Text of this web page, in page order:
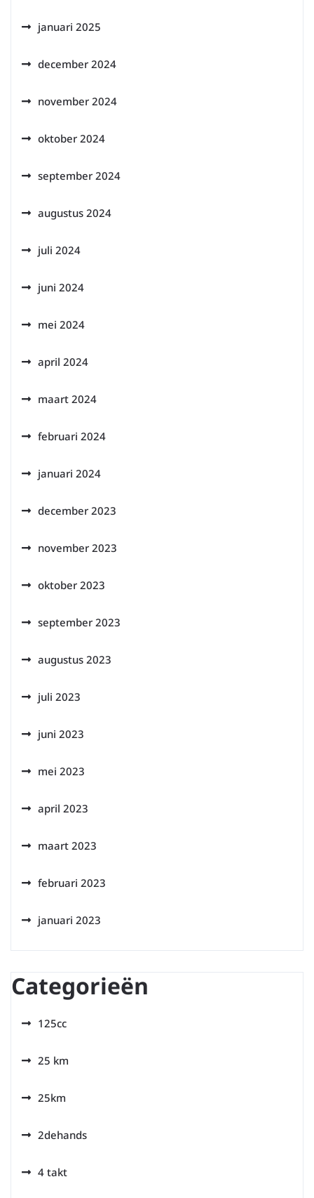
januari 2025
december 2024
november 2024
oktober 2024
september 2024
augustus 2024
juli 2024
juni 2024
mei 2024
april 2024
maart 2024
februari 2024
januari 2024
december 2023
november 2023
oktober 2023
september 2023
augustus 2023
juli 2023
juni 2023
mei 2023
april 2023
maart 2023
februari 2023
januari 2023
Categorieën
125cc
25 km
25km
2dehands
4 takt